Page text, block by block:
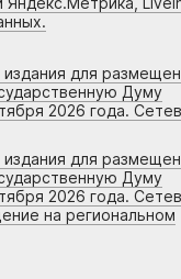
для
Думу
2026 года.
для
Думу
2026 года.
на региональном